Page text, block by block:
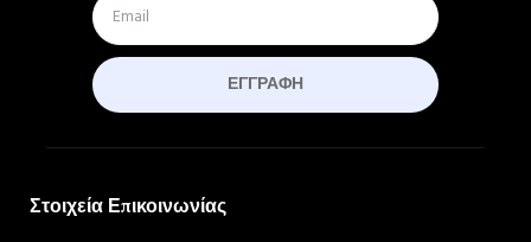
ΕΓΓΡΑΦΉ
Στοιχεία Επικοινωνίας